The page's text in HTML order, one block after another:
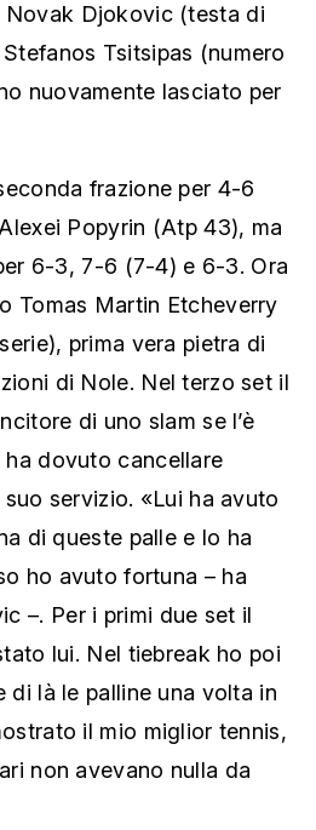
Djokovic (testa di
Tsitsipas (numero
nuovamente lasciato per
frazione per 4-6
Popyrin (Atp 43), ma
6-3, 7-6 (7-4) e 6-3. Ora
Tomas Martin Etcheverry
prima vera pietra di
di Nole. Nel terzo set il
di uno slam se l’è
dovuto cancellare
servizio. «Lui ha avuto
di queste palle e lo ha
ho avuto fortuna – ha
–. Per i primi due set il
lui. Nel tiebreak ho poi
di là le palline una volta in
il mio miglior tennis,
non avevano nulla da